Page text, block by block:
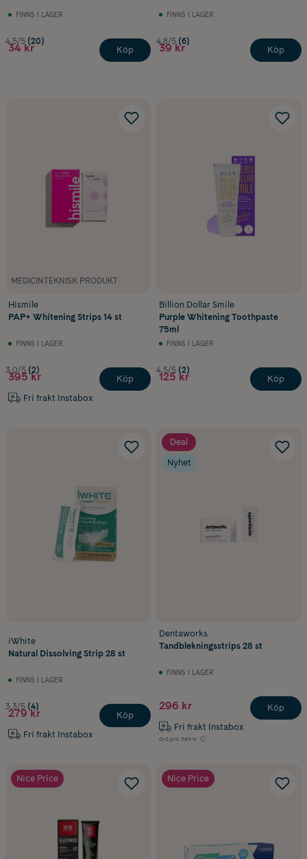
FINNS I LAGER
4.5/5 (20)
34 kr Köp
FINNS I LAGER
4.8/5 (6)
39 kr Köp
MEDICINTEKNISK PRODUKT
Hismile
PAP+ Whitening Strips 14 st
FINNS I LAGER
3.0/5 (2)
395 kr
Fri frakt Instabox
Köp
Billion Dollar Smile
Purple Whitening Toothpaste
75ml
FINNS I LAGER
4.5/5 (2)
125 kr Köp
iWhite
Natural Dissolving Strip 28 st
FINNS I LAGER
3.3/5 (4)
279 kr
Fri frakt Instabox
Köp
Deal
Nyhet
Dentaworks
Tandblekningsstrips 28 st
FINNS I LAGER
296 kr
Fri frakt Instabox
Ord.pris 389 kr
Köp
Nice Price Nice Price